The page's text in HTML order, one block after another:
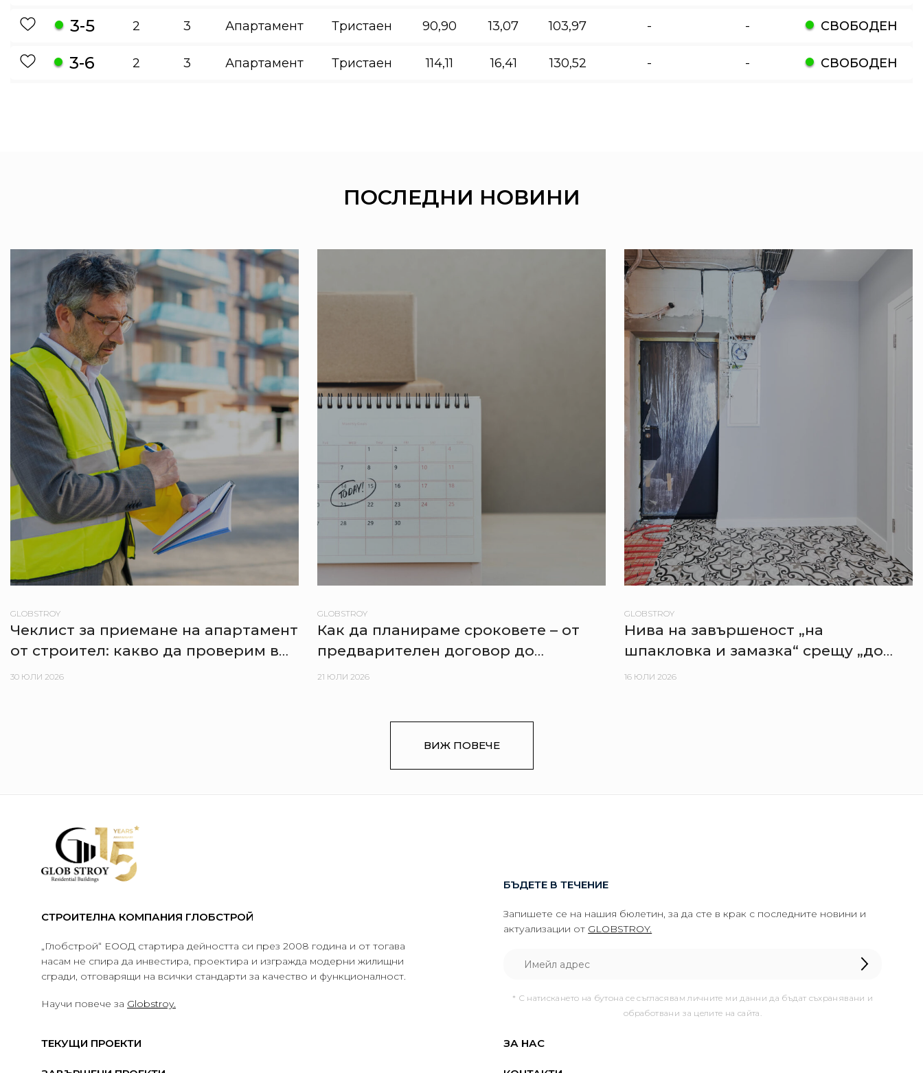
3-5 2 3 Апартамент Тристаен 90,90 13,07 103,97 - - СВОБОДЕН
3-6 2 3 Апартамент Тристаен 114,11 16,41 130,52 - - СВОБОДЕН
ПОСЛЕДНИ НОВИНИ
GLOBSTROY
Чеклист за приемане на апартамент
от строител: какво да проверим в
деня на предаване
30 ЮЛИ 2026
GLOBSTROY
Как да планираме сроковете – от
предварителен договор до
нанасяне в новия апартамент
21 ЮЛИ 2026
GLOBSTROY
Нива на завършеност „на
шпакловка и замазка“ срещу „до
ключ“ – плюсове и минуси за
16 ЮЛИ 2026
ВИЖ ПОВЕЧЕ
СТРОИТЕЛНА КОМПАНИЯ ГЛОБСТРОЙ
„Глобстрой“ ЕООД стартира дейността си през 2008 година и от тогава
насам не спира да инвестира, проектира и изгражда модерни жилищни
сгради, отговарящи на всички стандарти за качество и функционалност.
Научи повече за Globstroy.
ТЕКУЩИ ПРОЕКТИ ЗА НАС
БЪДЕТЕ В ТЕЧЕНИЕ
Запишете се на нашия бюлетин, за да сте в крак с последните новини и
актуализации от GLOBSTROY.
* С натискането на бутона се съгласявам личните ми данни да бъдат съхранявани и
обработвани за целите на сайта.